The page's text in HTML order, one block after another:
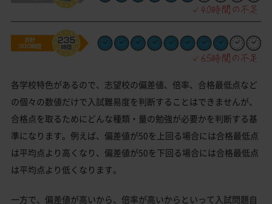
各学校特色があるので、志望校の偏差値、倍率、合格最低点など
の個々の数値だけで入試難易度を判断することはできませんが、
合格点を取るためにどんな種類・量の勉強が必要かを判断する基
準になります。例えば、偏差値が50を上回る場合には合格最低点
は平均点より高くなり、偏差値が50を下回る場合には合格最低点
は平均点より低くなります。
一方で、偏差値が高いから、倍率が高いからといって入試問題自